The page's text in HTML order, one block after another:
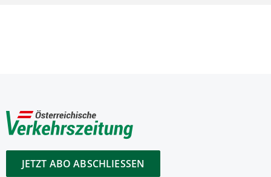
JETZT ABO ABSCHLIESSEN